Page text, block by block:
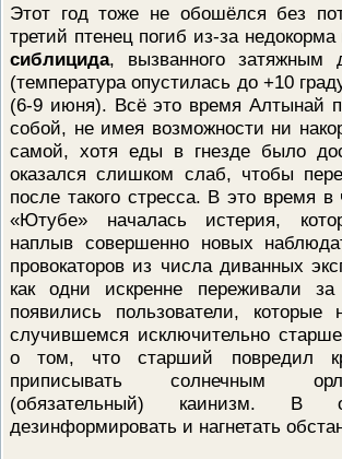
Этот год тоже не обошёлся без
третий птенец погиб из-за недокорма
сиблицида, вызванного
(температура опустилась до +10
(6-9 июня). Всё это время Алтынай
собой, не имея возможности ни
самой, хотя еды в гнезде было
оказался слишком слаб, чтобы
после такого стресса. В это время
«Ютубе» началась истерия,
наплыв совершенно новых
провокаторов из числа диванных
как одни искренне переживали
появились пользователи, которые
случившемся исключительно
о том, что старший повредил
приписывать солнечным
(обязательный) каинизм. В
дезинформировать и нагнетать